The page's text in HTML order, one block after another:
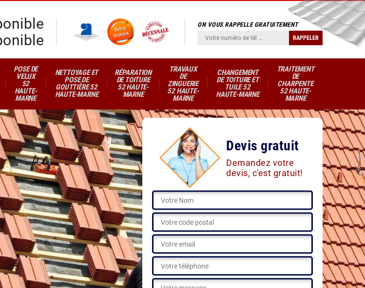
ON VOUS RAPPELLE GRATUITEMENT
POSE DE
VELUX
52
HAUTE-
MARNE
NETTOYAGE ET
POSE DE
GOUTTIÈRE 52
HAUTE-MARNE
RÉPARATION
DE TOITURE
52 HAUTE-
MARNE
TRAVAUX
DE
ZINGUERIE
52 HAUTE-
MARNE
CHANGEMENT
DE TOITURE ET
TUILE 52
HAUTE-MARNE
TRAITEMENT
DE
CHARPENTE
52 HAUTE-
MARNE
Devis gratuit
Demandez votre
devis, c'est gratuit!